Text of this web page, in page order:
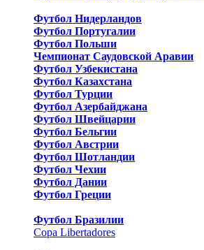
Футбол Нидерландов
Футбол Португалии
Футбол Польши
Чемпионат Саудовской Аравии
Футбол Узбекистана
Футбол Казахстана
Футбол Турции
Футбол Азербайджана
Футбол Швейцарии
Футбол Бельгии
Футбол Австрии
Футбол Шотландии
Футбол Чехии
Футбол Дании
Футбол Греции
Футбол Бразилии
Copa Libertadores